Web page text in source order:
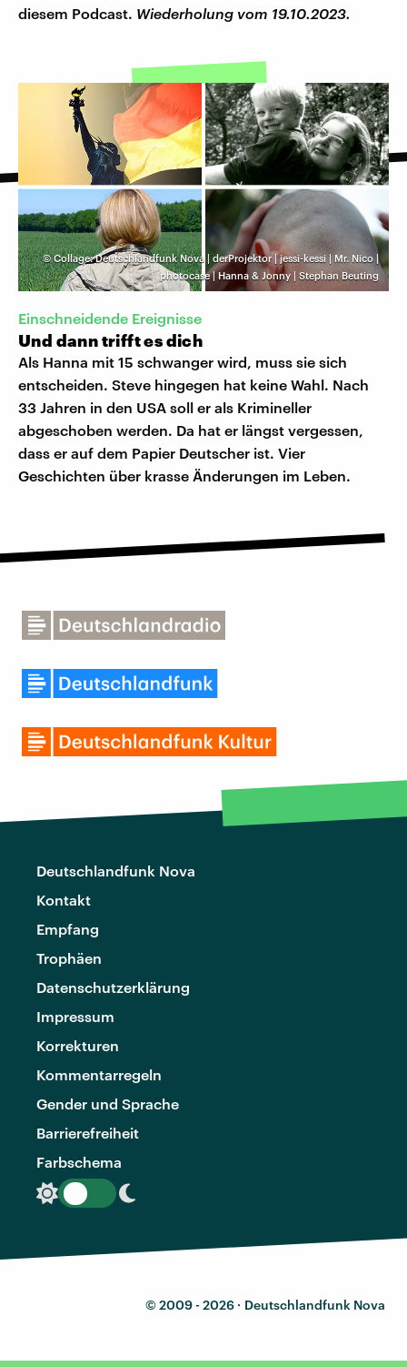
diesem Podcast. Wiederholung vom 19.10.2023.
©Collage: Deutschlandfunk Nova | derProjektor | jessi-kessi | Mr. Nico |
photocase | Hanna & Jonny | Stephan Beuting
Einschneidende Ereignisse
Und dann trifft es dich
Als Hanna mit 15 schwanger wird, muss sie sich
entscheiden. Steve hingegen hat keine Wahl. Nach
33 Jahren in den USA soll er als Krimineller
abgeschoben werden. Da hat er längst vergessen,
dass er auf dem Papier Deutscher ist. Vier
Geschichten über krasse Änderungen im Leben.
Deutschlandfunk Nova
Kontakt
Empfang
Trophäen
Datenschutzerklärung
Impressum
Korrekturen
Kommentarregeln
Gender und Sprache
Barrierefreiheit
Farbschema
© 2009 - 2026 · Deutschlandfunk Nova